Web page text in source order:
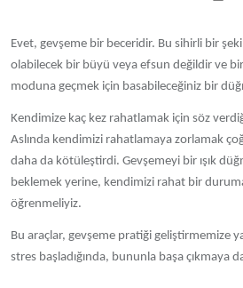
Evet, gevşeme bir beceridir. Bu sihirli bir
olabilecek bir büyü veya efsun değildir ve
moduna geçmek için basabileceğiniz bir
Kendimize kaç kez rahatlamak için söz
Aslında kendimizi rahatlamaya zorlamak
daha da kötüleştirdi. Gevşemeyi bir ışık
beklemek yerine, kendimizi rahat bir
öğrenmeliyiz.
Bu araçlar, gevşeme pratiği geliştirmemize
stres başladığında, bununla başa çıkmaya